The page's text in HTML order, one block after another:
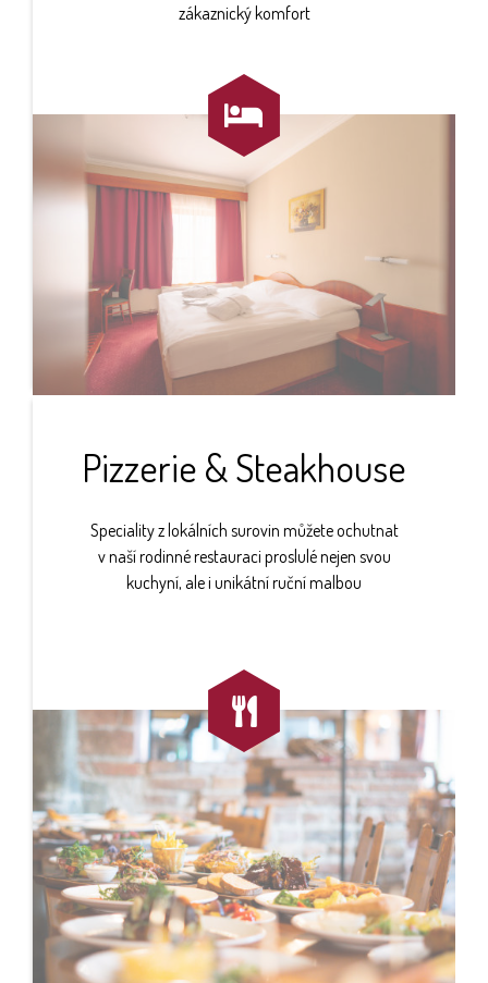
zákaznický komfort

Pizzerie & Steakhouse
Speciality z lokálních surovin můžete ochutnat
v naší rodinné restauraci proslulé nejen svou
kuchyní, ale i unikátní ruční malbou
